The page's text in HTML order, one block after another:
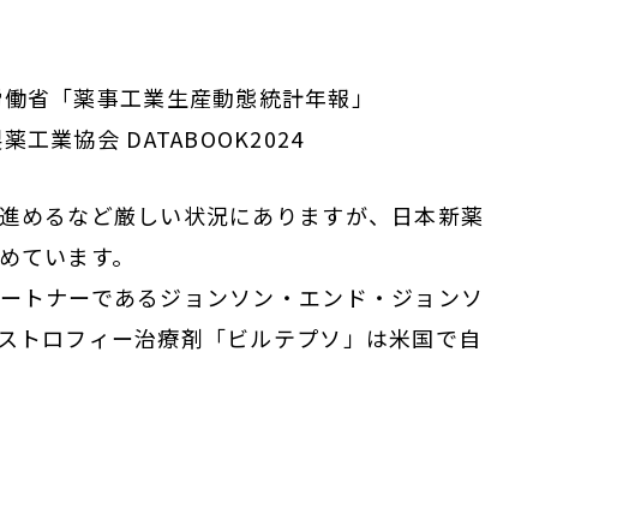
省「薬事工業生産動態統計年報」
工業協会 DATABOOK2024
めるなど厳しい状況にありますが、日本新薬
います。
トナーであるジョンソン・エンド・ジョンソ
トロフィー治療剤「ビルテプソ」は米国で自